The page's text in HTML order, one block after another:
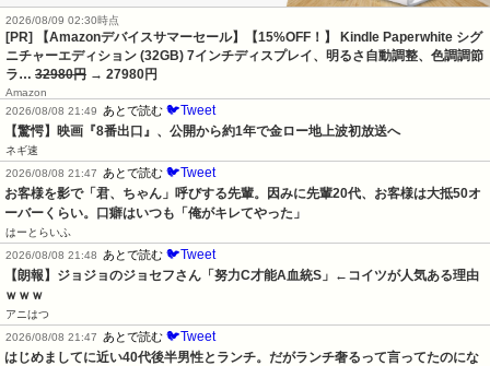
2026/08/09 02:30時点
[PR] 【Amazonデバイスサマーセール】【15%OFF！】 Kindle Paperwhite シグ
ニチャーエディション (32GB) 7インチディスプレイ、明るさ自動調整、色調調節
ラ… 32980円 → 27980円
Amazon
2026/08/08 21:49
あとで読む 🐦Tweet
【驚愕】映画『8番出口』、公開から約1年で金ロー地上波初放送へ
ネギ速
2026/08/08 21:47
あとで読む 🐦Tweet
お客様を影で「君、ちゃん」呼びする先輩。因みに先輩20代、お客様は大抵50オ
ーバーくらい。口癖はいつも「俺がキレてやった」
はーとらいふ
2026/08/08 21:48
あとで読む 🐦Tweet
【朗報】ジョジョのジョセフさん「努力C才能A血統S」←コイツが人気ある理由
ｗｗｗ
アニはつ
2026/08/08 21:47
あとで読む 🐦Tweet
はじめましてに近い40代後半男性とランチ。だがランチ奢るって言ってたのにな